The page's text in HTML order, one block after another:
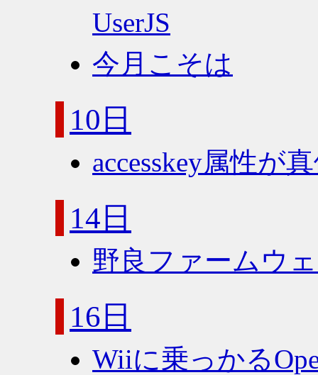
UserJS
今月こそは
10日
accesskey属性が
14日
野良ファームウ
16日
Wiiに乗っかる